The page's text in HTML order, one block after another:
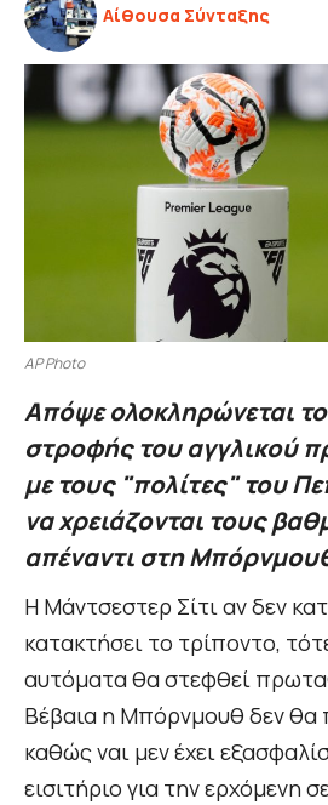
Αίθουσα Σύνταξης
AP Photo
Απόψε ολοκληρώνεται
στροφής του αγγλικού
με τους "πολίτες" του
να χρειάζονται τους
απέναντι στη
Η Μάντσεστερ Σίτι αν δεν
κατακτήσει το τρίποντο,
αυτόματα θα στεφθεί
Βέβαια η Μπόρνμουθ δεν θα
καθώς ναι μεν έχει
εισιτήριο για την ερχόμενη